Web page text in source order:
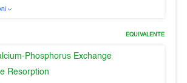
EQUIVALENTE
Phosphorus Exchange
Resorption